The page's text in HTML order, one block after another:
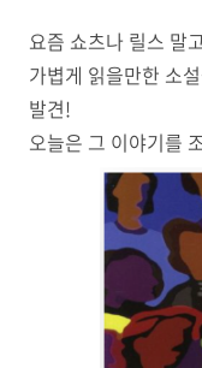
요즘 쇼츠나 릴스 말
가볍게 읽을만한 소
발견!
오늘은 그 이야기를